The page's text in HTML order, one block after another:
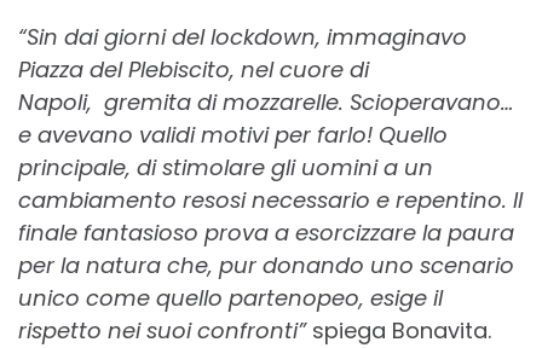
“Sin dai giorni del lockdown, immaginavo
Piazza del Plebiscito, nel cuore di
Napoli, gremita di mozzarelle. Scioperavano…
e avevano validi motivi per farlo! Quello
principale, di stimolare gli uomini a un
cambiamento resosi necessario e repentino. Il
finale fantasioso prova a esorcizzare la paura
per la natura che, pur donando uno scenario
unico come quello partenopeo, esige il
rispetto nei suoi confronti”spiega Bonavita.